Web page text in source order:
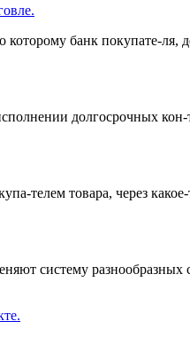
банк покупате-ля,
долгосрочных кон-
телем товара, через
систему разнообразных